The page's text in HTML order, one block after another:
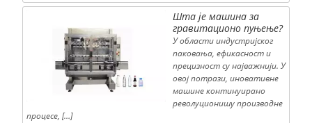
Шта је машина за
гравитационо пуњење?
У области индустријског
паковања, ефикасност и
прецизност су најважнији. У
овој потрази, иновативне
машине континуирано
револуционишу производне
процесе, […]